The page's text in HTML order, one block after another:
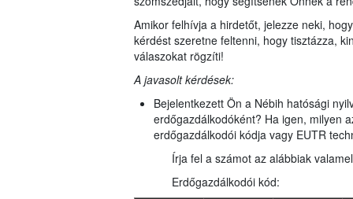
Amikor felhívja a hirdetőt, jelezze neki,
kérdést szeretne feltenni, hogy tisztázza,
válaszokat rögzíti!
A javasolt kérdések:
Bejelentkezett Ön a Nébih hatósági
erdőgazdálkodóként? Ha igen, milyen
erdőgazdálkodói kódja vagy EUTR
Írja fel a számot az alábbiak
Erdőgazdálkodói kód: